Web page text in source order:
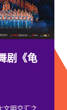
剧《龟